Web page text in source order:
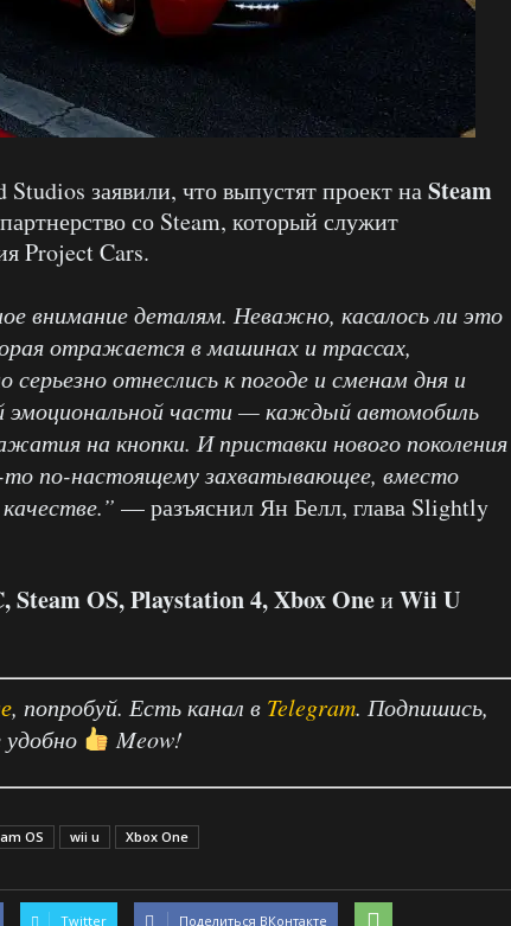
заявили, что выпустят проект наSteam
со Steam, который служит
Project Cars.
внимание деталям. Неважно, касалось ли это
отражается в машинах и трассах,
отнеслись к погоде и сменам дня и
эмоциональной части — каждый автомобиль
на кнопки. И приставки нового поколения
то по-настоящему захватывающее, вместо
— разъяснил Ян Белл, глава Slightly
Steam OS, Playstation 4, Xbox Oneи Wii U
, попробуй. Есть канал в Telegram. Подпишись,
Meow!
OS wii u Xbox One
Twitter Поделиться ВКонтакте